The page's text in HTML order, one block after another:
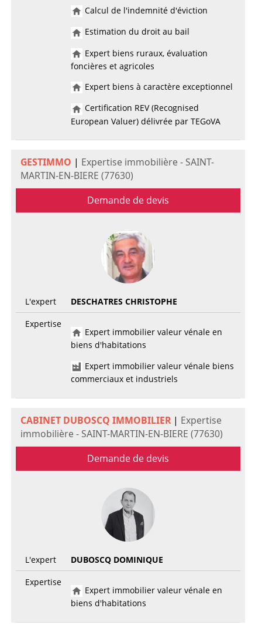
Calcul de l'indemnité d'éviction
Estimation du droit au bail
Expert biens ruraux, évaluation
foncières et agricoles
Expert biens à caractère exceptionnel
Certification REV (Recognised
European Valuer) délivrée par TEGoVA
GESTIMMO | Expertise immobilière - SAINT-
MARTIN-EN-BIERE (77630)
Demande de devis
L'expert
DESCHATRES CHRISTOPHE
Expertise
Expert immobilier valeur vénale en
biens d'habitations
Expert immobilier valeur vénale biens
commerciaux et industriels
CABINET DUBOSCQ IMMOBILIER| Expertise
immobilière - SAINT-MARTIN-EN-BIERE (77630)
Demande de devis
L'expert
DUBOSCQ DOMINIQUE
Expertise
Expert immobilier valeur vénale en
biens d'habitations